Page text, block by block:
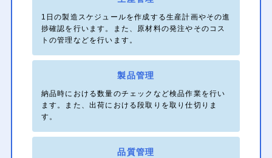
1日の製造スケジュールを作成する生産計画やその進
捗確認を行います。また、原材料の発注やそのコス
トの管理などを行います。
製品管理
納品時における数量のチェックなど検品作業を行い
ます。また、出荷における段取りを取り仕切りま
す。
品質管理